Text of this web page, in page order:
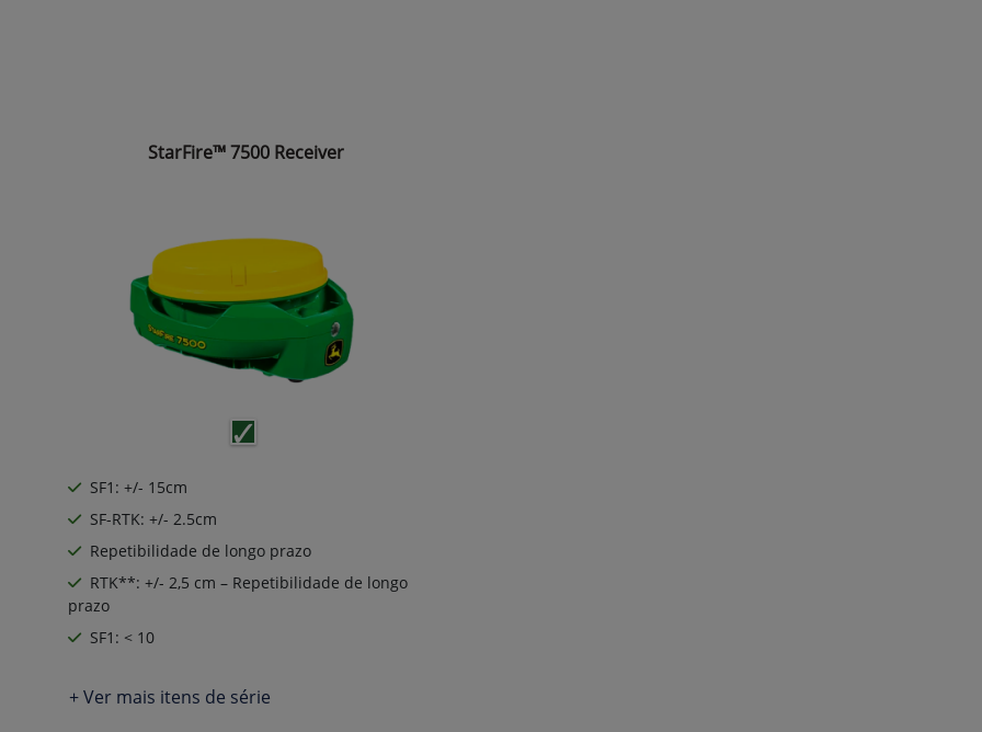
StarFire™ 7500 Receiver
SF1: +/- 15cm
SF-RTK: +/- 2.5cm
Repetibilidade de longo prazo
RTK**: +/- 2,5 cm – Repetibilidade de longo
prazo
SF1: < 10
+ Ver mais itens de série